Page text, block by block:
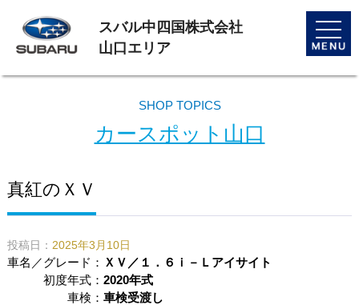
toggle
スバル中四国株式会社
山口エリア
SHOP TOPICS
カースポット山口
真紅のＸＶ
投稿日： 2025年3月10日
車名／グレード： ＸＶ／１．６ｉ－Ｌアイサイト
初度年式： 2020年式
車検： 車検受渡し